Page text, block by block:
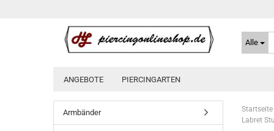
Alle
ANGEBOTE PIERCINGARTEN
Startseite
Labret
Armbänder